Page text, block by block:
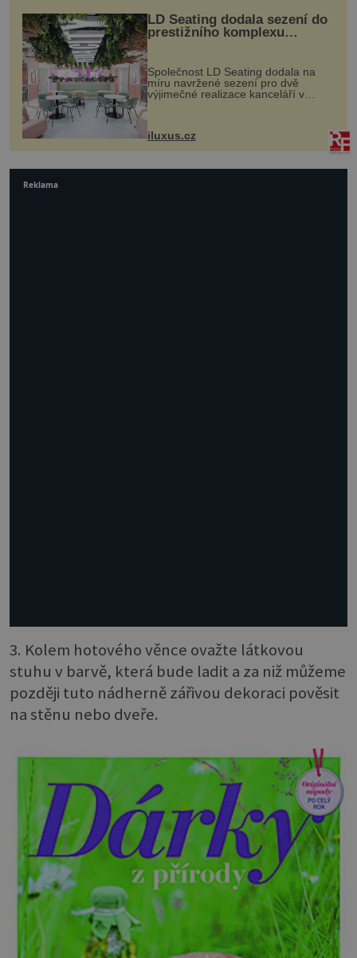
LD Seating dodala sezení do
prestižního komplexu
MediaCityUK v Salfordu
Společnost LD Seating dodala na
míru navržené sezení pro dvě
výjimečné realizace kanceláří v
areálu MediaCityUK v anglickém
budov Media...
iluxus.cz
3. Kolem hotového věnce ovažte látkovou
stuhu v barvě, která bude ladit a za niž můžeme
později tuto nádherně zářivou dekoraci pověsit
na stěnu nebo dveře.
Reklama